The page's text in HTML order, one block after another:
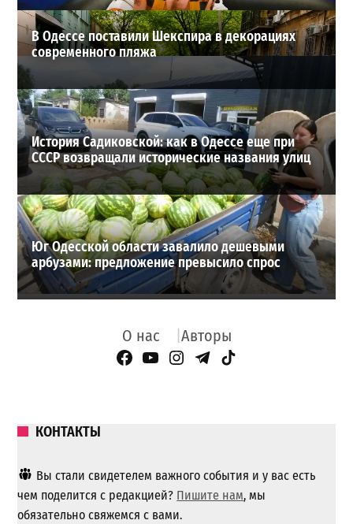
В Одессе поставили Шекспира в декорациях
современного пляжа
История Садиковской: как в Одессе еще при
СССР возвращали исторические названия улиц
Юг Одесской области завалило дешевыми
арбузами: предложение превысило спрос
О нас Авторы
Facebook Page
YouTube
Instagram
Telegram
TikTok
КОНТАКТЫ
Вы стали свидетелем важного события и у вас есть
чем поделится с редакцией? Пишите нам, мы
обязательно свяжемся с вами.